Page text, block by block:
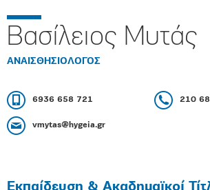
Βασίλειος Μυτάς
ΑΝΑΙΣΘΗΣΙΟΛΟΓΟΣ
6936 658 721 210
vmytas@hygeia.gr
Εκπαίδευση & Ακαδημαϊκοί